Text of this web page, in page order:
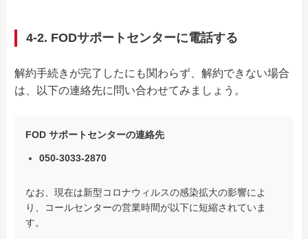
4-2. FODサポートセンターに電話する
解約手続きが完了したにも関わらず、解約できない場合
は、以下の連絡先に問い合わせてみましょう。
FOD サポートセンターの連絡先
050-3033-2870
なお、現在は新型コロナウィルスの感染拡大の影響によ
り、コールセンターの営業時間が以下に短縮されていま
す。